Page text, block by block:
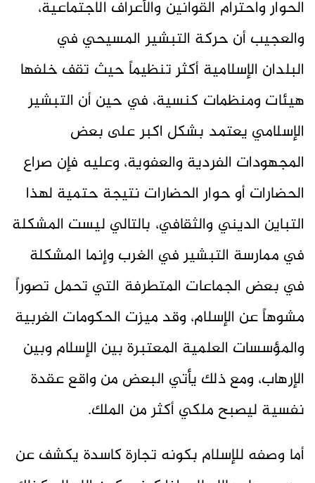
الحوار واحترام القوانين والأعراف الاجتماعية،
والعجيب أن حركة التبشير المسيحي في
البلدان الإسلامية أكثر تنظيماً حيث تقف خلفها
هيئات ومنظمات كنسية، في حين أن التبشير
الإسلامي يعتمد بشكل اكبر على بعض
المجهودات الفردية والعفوية، وعليه فإن صراع
الحضارات أو حوار الحضارات نتيجة حتمية لهذا
التباين الديني والثقافي، بالتالي ليست المشكلة
في ممارسة التبشير في الغرب وإنما المشكلة
في بعض الجماعات المتطرفة التي تحمل تصوراً
مشوهاً عن الإسلام، وقد ميزت الحكومات الغربية
والمؤسسات العلمية المعتبرة بين الإسلام وبين
الإرهاب، ومع ذلك يأتي البعض من واقع عقدة
نفسية ليصبح ملكي أكثر من الملك.
أما وصفه للإسلام بكونه تجارة كاسدة يكشف عن